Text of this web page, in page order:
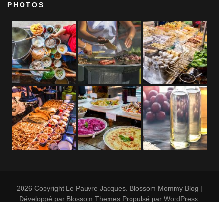
PHOTOS
2026 Copyright Le Pauvre Jacques Blossom Mommy Blog |
Développé par Blossom Themes .Propulsé par WordPress